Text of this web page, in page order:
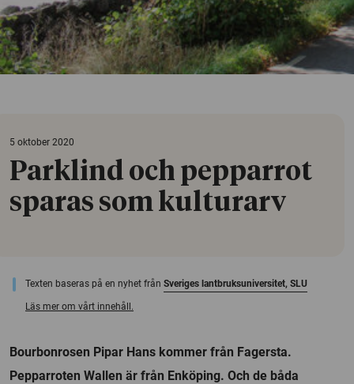
5 oktober 2020
Parklind och pepparrot
sparas som kulturarv
Texten baseras på en nyhet från Sveriges lantbruksuniversitet, SLU
Läs mer om vårt innehåll.
Bourbonrosen Pipar Hans kommer från Fagersta.
Pepparroten Wallen är från Enköping. Och de båda